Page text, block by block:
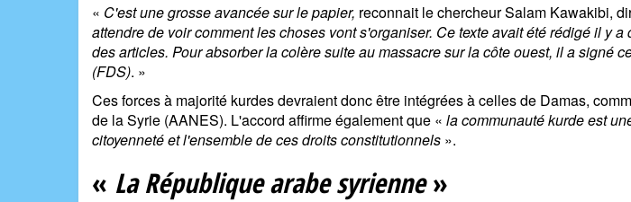
« C'est une grosse avancée sur le papier, reconnait le chercheur Salam Kawakibi,
attendre de voir comment les choses vont s'organiser. Ce texte avait été rédigé il y
des articles. Pour absorber la colère suite au massacre sur la côte ouest, il a signé
(FDS). »
Ces forces à majorité kurdes devraient donc être intégrées à celles de Damas,
de la Syrie (AANES). L'accord affirme également que « la communauté kurde est
citoyenneté et l'ensemble de ces droits constitutionnels ».
« La République arabe syrienne»